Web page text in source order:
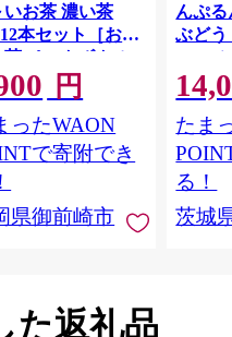
いお茶 濃い茶
本セット［おー
茶 ペットボトル 2
ル ケース 箱 伊
静岡］
円
ったWAON
で寄附でき
県御前崎市
んぷ
ぶどう
ス |
ゼリ
ルシウ
給 コ
たま
る！
茨城
た返礼品